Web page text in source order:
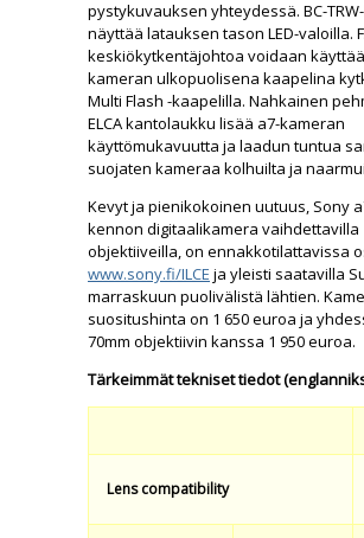
pystykuvauksen yhteydessä. BC-
näyttää latauksen tason LED-valoilla.
keskiökytkentäjohtoa voidaan
kameran ulkopuolisena kaapelina
Multi Flash -kaapelilla. Nahkainen
ELCA kantolaukku lisää a7-kameran
käyttömukavuutta ja laadun tuntua
suojaten kameraa kolhuilta ja
Kevyt ja pienikokoinen uutuus, Sony
kennon digitaalikamera vaihdettavilla
objektiiveilla, on ennakkotilattavissa
www.sony.fi/ILCE ja yleisti saatavilla
marraskuun puolivälistä lähtien.
suositushinta on 1 650 euroa ja
70mm objektiivin kanssa 1 950 euroa.
Tärkeimmät tekniset tiedot
Lens compatibility